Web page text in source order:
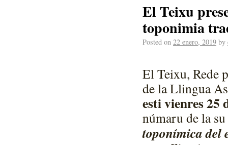
El Teixu
toponimia
Posted on 22 enero, 2019 by
El Teixu, Rede
de la Llingua
esti vienres 25
númaru de la
toponímica del